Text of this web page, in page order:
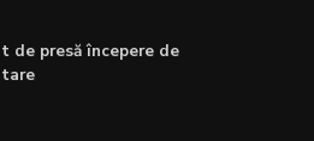
de presă începere de